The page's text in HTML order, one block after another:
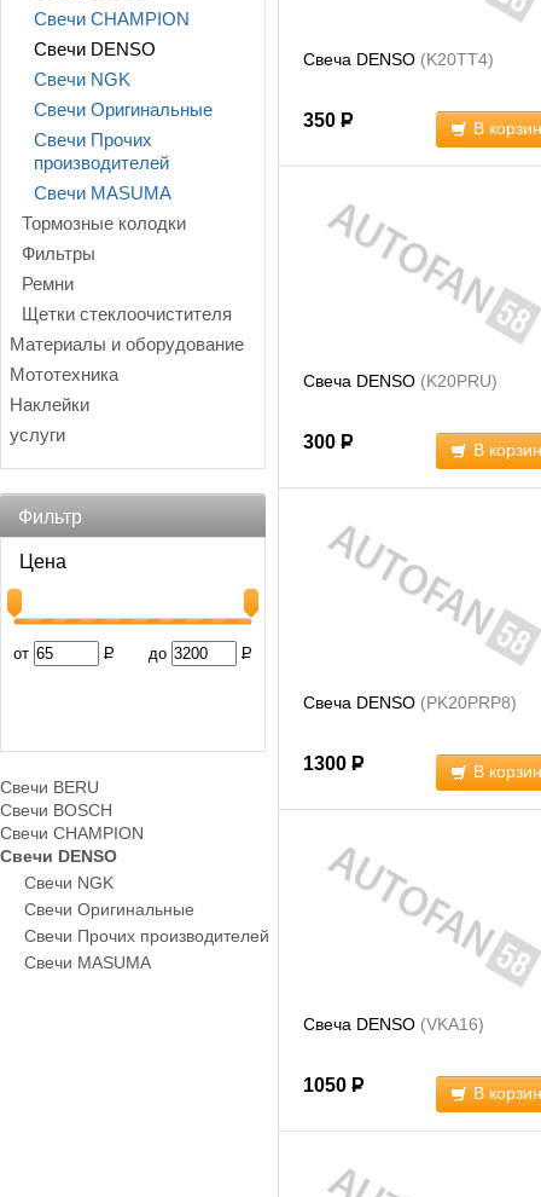
Свечи CHAMPION
Свечи DENSO
Свечи NGK
Свечи Оригинальные
Свечи Прочих
производителей
Свечи MASUMA
Тормозные колодки
Фильтры
Ремни
Щетки стеклоочистителя
Материалы и оборудование
Мототехника
Наклейки
услуги
Фильтр
Цена
от Р до Р
Свечи BERU
Свечи BOSCH
Свечи CHAMPION
Свечи DENSO
Свечи NGK
Свечи Оригинальные
Свечи Прочих производителей
Свечи MASUMA
Свеча DENSO (K20TT4)
350 Р В
Свеча DENSO (K20PRU)
300 Р В
Свеча DENSO (PK20PRP8)
1300 Р В
Свеча DENSO (VKA16)
1050 Р В